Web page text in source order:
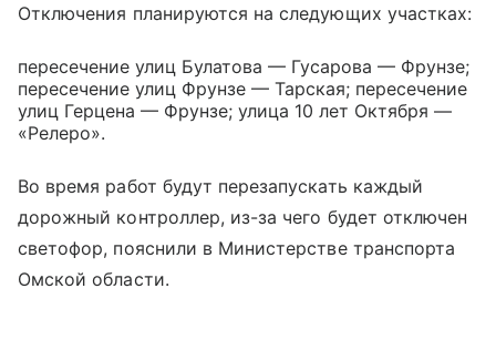
Отключения планируются на следующих участках:
пересечение улиц Булатова — Гусарова — Фрунзе;
пересечение улиц Фрунзе — Тарская; пересечение
улиц Герцена — Фрунзе; улица 10 лет Октября —
«Релеро».
Во время работ будут перезапускать каждый
дорожный контроллер, из-за чего будет отключен
светофор, пояснили в Министерстве транспорта
Омской области.